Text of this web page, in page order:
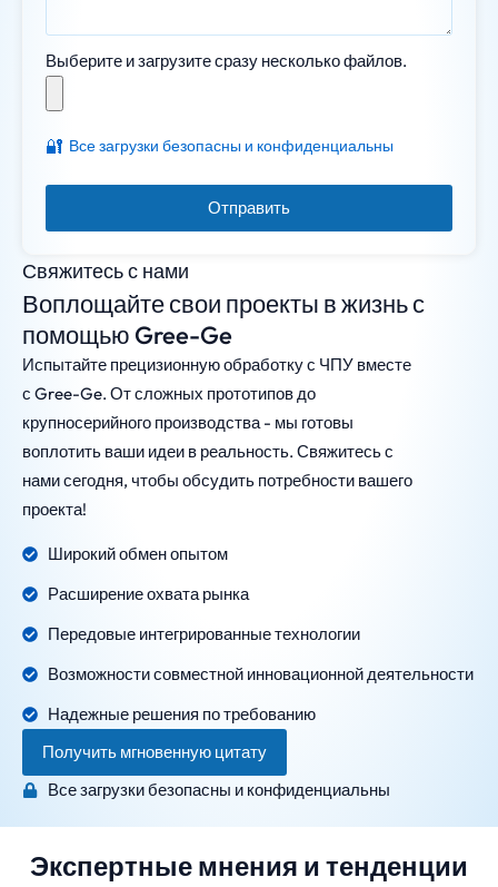
Свяжитесь с нами
Воплощайте свои проекты в жизнь с
помощью Gree-Ge
Испытайте прецизионную обработку с ЧПУ вместе
с Gree-Ge. От сложных прототипов до
крупносерийного производства - мы готовы
воплотить ваши идеи в реальность. Свяжитесь с
нами сегодня, чтобы обсудить потребности вашего
проекта!
Широкий обмен опытом
Расширение охвата рынка
Передовые интегрированные технологии
Возможности совместной инновационной деятельности
Надежные решения по требованию
Получить мгновенную цитату
Все загрузки безопасны и конфиденциальны
Выберите и загрузите сразу несколько файлов.
🔐 Все загрузки безопасны и конфиденциальны
Отправить
Экспертные мнения и тенденции